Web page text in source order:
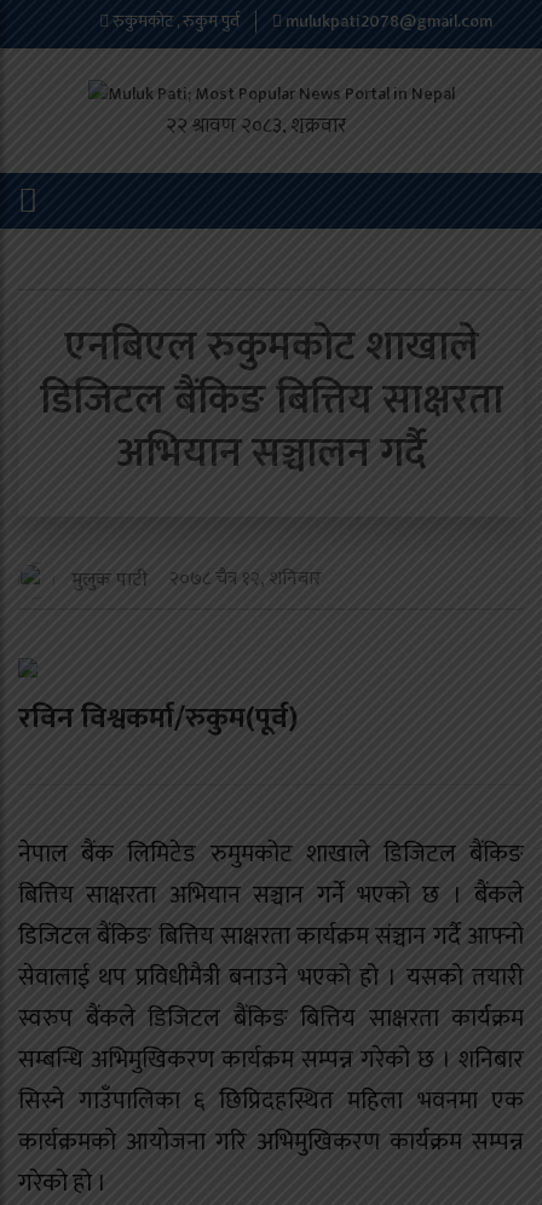
रुकुमकोट , रुकुम पुर्व mulukpati2078@gmail.com
एनबिएल रुकुमकोट शाखाले
डिजिटल बैंकिङ बित्तिय साक्षरता
अभियान सञ्चालन गर्दै
मुलुक पाटी २०७८ चैत्र १२, शनिबार
रविन विश्वकर्मा/रुकुम(पूर्व)
नेपाल बैंक लिमिटेड रुमुमकोट शाखाले डिजिटल बैंकिङ
बित्तिय साक्षरता अभियान सञ्चान गर्ने भएको छ । बैंकले
डिजिटल बैंकिङ बित्तिय साक्षरता कार्यक्रम संञ्चान गर्दै आफ्नो
सेवालाई थप प्रविधीमैत्री बनाउने भएको हो । यसको तयारी
स्वरुप बैंकले डिजिटल बैंकिङ बित्तिय साक्षरता कार्यक्रम
सम्बन्धि अभिमुखिकरण कार्यक्रम सम्पन्न गरेको छ । शनिबार
सिस्ने गाउँपालिका ६ छिप्रिदहस्थित महिला भवनमा एक
कार्यक्रमको आयोजना गरि अभिमुखिकरण कार्यक्रम सम्पन्न
गरेको हो ।